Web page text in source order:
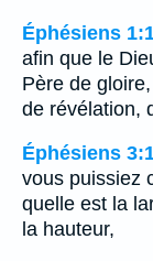
Éphésiens
afin que le
Père de
de révélation,
Éphésiens
vous puissiez
quelle est la
la hauteur,